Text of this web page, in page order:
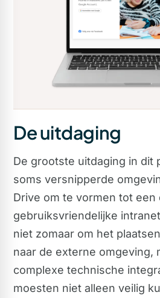
De uitdaging
De grootste uitdaging in dit
soms versnipperde
Drive om te vormen tot
gebruiksvriendelijke
niet zomaar om het
naar de externe omgeving,
complexe technische
moesten niet alleen veilig